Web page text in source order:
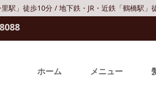
駅」徒歩10分 / 地下鉄・JR・近鉄「鶴橋駅」
ホーム メニュー